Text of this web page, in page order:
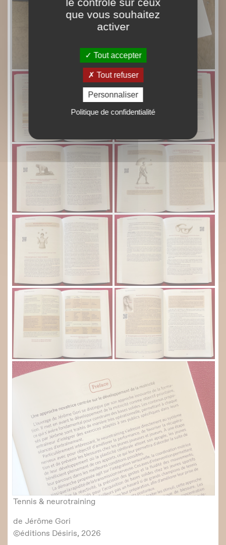
que vous souhaitez
activer
Tout accepter
Tout refuser
Personnaliser
Politique de confidentialité